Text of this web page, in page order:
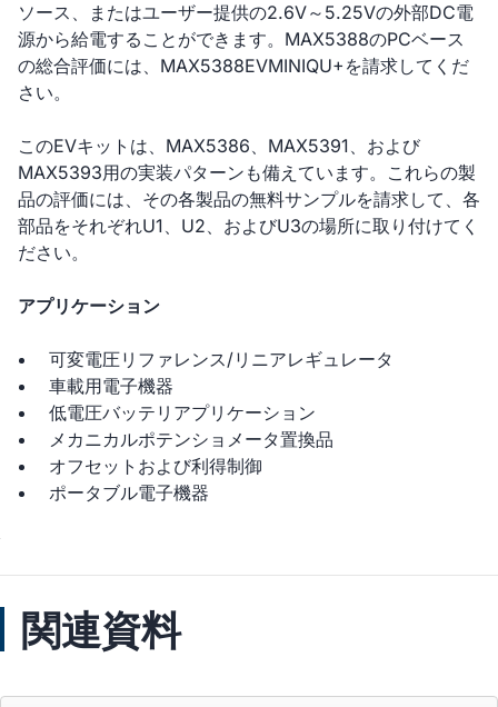
ソース、またはユーザー提供の2.6V～5.25Vの外部DC電
源から給電することができます。MAX5388のPCベース
の総合評価には、MAX5388EVMINIQU+を請求してくだ
さい。
このEVキットは、MAX5386、MAX5391、および
MAX5393用の実装パターンも備えています。これらの製
品の評価には、その各製品の無料サンプルを請求して、各
部品をそれぞれU1、U2、およびU3の場所に取り付けてく
ださい。
アプリケーション
可変電圧リファレンス/リニアレギュレータ
車載用電子機器
低電圧バッテリアプリケーション
メカニカルポテンショメータ置換品
オフセットおよび利得制御
ポータブル電子機器
関連資料